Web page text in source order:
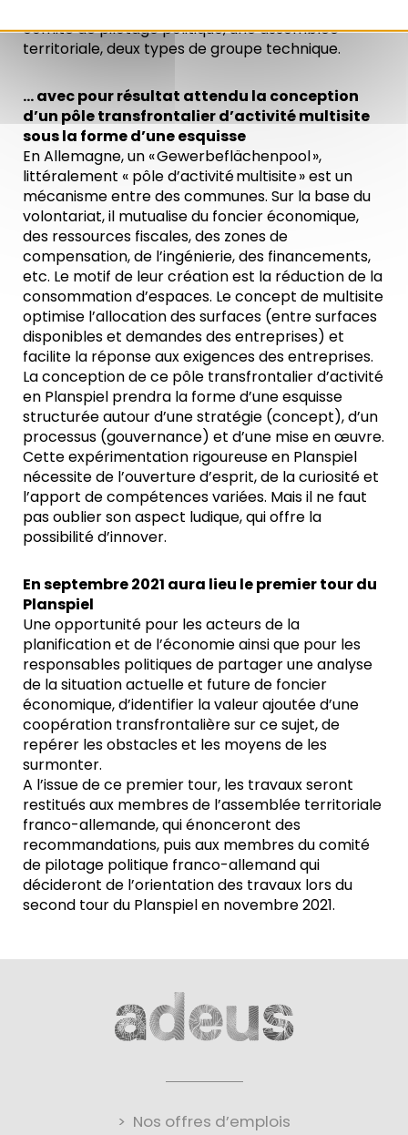
comité de pilotage politique, une assemblée
territoriale, deux types de groupe technique.
… avec pour résultat attendu la conception
d’un pôle transfrontalier d’activité multisite
sous la forme d’une esquisse
En Allemagne, un « Gewerbeflächenpool »,
littéralement « pôle d’activité multisite » est un
mécanisme entre des communes. Sur la base du
volontariat, il mutualise du foncier économique,
des ressources fiscales, des zones de
compensation, de l’ingénierie, des financements,
etc. Le motif de leur création est la réduction de la
consommation d’espaces. Le concept de multisite
optimise l’allocation des surfaces (entre surfaces
disponibles et demandes des entreprises) et
facilite la réponse aux exigences des entreprises.
La conception de ce pôle transfrontalier d’activité
en Planspiel prendra la forme d’une esquisse
structurée autour d’une stratégie (concept), d’un
processus (gouvernance) et d’une mise en œuvre.
Cette expérimentation rigoureuse en Planspiel
nécessite de l’ouverture d’esprit, de la curiosité et
l’apport de compétences variées. Mais il ne faut
pas oublier son aspect ludique, qui offre la
possibilité d’innover.
En septembre 2021 aura lieu le premier tour du
Planspiel
Une opportunité pour les acteurs de la
planification et de l’économie ainsi que pour les
responsables politiques de partager une analyse
de la situation actuelle et future de foncier
économique, d’identifier la valeur ajoutée d’une
coopération transfrontalière sur ce sujet, de
repérer les obstacles et les moyens de les
surmonter.
A l’issue de ce premier tour, les travaux seront
restitués aux membres de l’assemblée territoriale
franco-allemande, qui énonceront des
recommandations, puis aux membres du comité
de pilotage politique franco-allemand qui
décideront de l’orientation des travaux lors du
second tour du Planspiel en novembre 2021.
Nos offres d’emplois